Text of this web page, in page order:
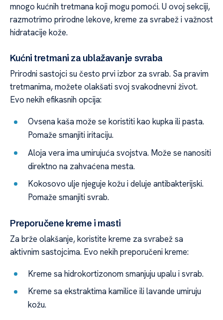
mnogo kućnih tretmana koji mogu pomoći. U ovoj sekciji,
razmotrimo prirodne lekove, kreme za svrabež i važnost
hidratacije kože.
Kućni tretmani za ublažavanje svraba
Prirodni sastojci su često prvi izbor za svrab. Sa pravim
tretmanima, možete olakšati svoj svakodnevni život.
Evo nekih efikasnih opcija:
Ovsena kaša može se koristiti kao kupka ili pasta.
Pomaže smanjiti iritaciju.
Aloja vera ima umirujuća svojstva. Može se nanositi
direktno na zahvaćena mesta.
Kokosovo ulje njeguje kožu i deluje antibakterijski.
Pomaže smanjiti svrab.
Preporučene kreme i masti
Za brže olakšanje, koristite kreme za svrabež sa
aktivnim sastojcima. Evo nekih preporučeni kreme:
Kreme sa hidrokortizonom smanjuju upalu i svrab.
Kreme sa ekstraktima kamilice ili lavande umiruju
kožu.